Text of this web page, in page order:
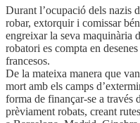
Durant l’ocupació dels nazis
robar, extorquir i comissar
engreixar la seva maquinària
robatori es compta en
francesos.
De la mateixa manera que
mort amb els camps
forma de finançar-se a través
prèviament robats, creant